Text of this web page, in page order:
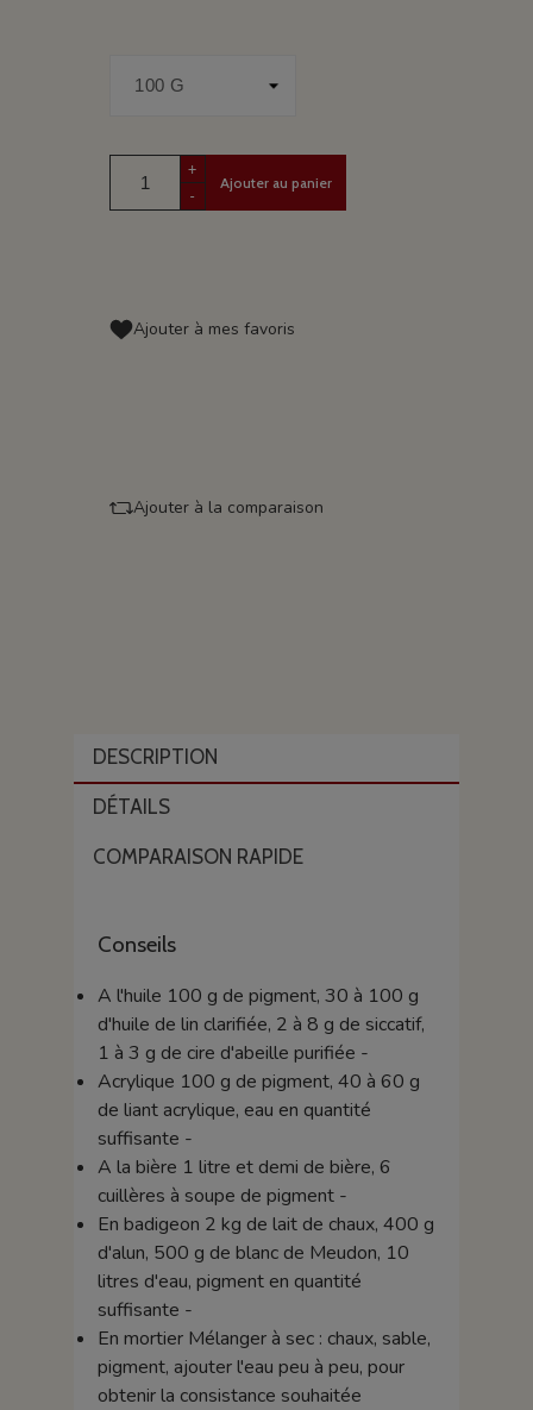
+
-
Ajouter au panier
Ajouter à mes favoris
Ajouter à la comparaison
DESCRIPTION
DÉTAILS
COMPARAISON RAPIDE
Conseils
A l'huile 100 g de pigment, 30 à 100 g
d'huile de lin clarifiée, 2 à 8 g de siccatif,
1 à 3 g de cire d'abeille purifiée -
Acrylique 100 g de pigment, 40 à 60 g
de liant acrylique, eau en quantité
suffisante -
A la bière 1 litre et demi de bière, 6
cuillères à soupe de pigment -
En badigeon 2 kg de lait de chaux, 400 g
d'alun, 500 g de blanc de Meudon, 10
litres d'eau, pigment en quantité
suffisante -
En mortier Mélanger à sec : chaux, sable,
pigment, ajouter l'eau peu à peu, pour
obtenir la consistance souhaitée